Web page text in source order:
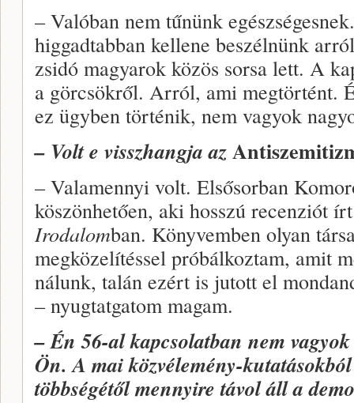
– Valóban nem tűnünk
higgadtabban kellene beszélnünk
zsidó magyarok közös sorsa lett. A
a görcsökről. Arról, ami megtörtént.
ez ügyben történik, nem vagyok
– Volt e visszhangja az
– Valamennyi volt. Elsősorban
köszönhetően, aki hosszú recenziót
Irodalomban. Könyvemben olyan
megközelítéssel próbálkoztam, amit
nálunk, talán ezért is jutott el
– nyugtatgatom magam.
– Én 56-al kapcsolatban nem
Ön. A mai közvélemény-
többségétől mennyire távol áll a